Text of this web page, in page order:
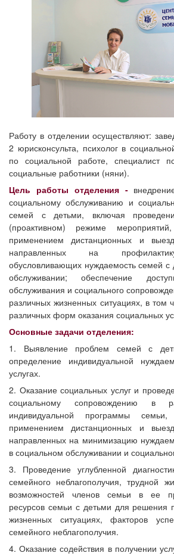
Работу в отделении осуществляют:
2 юрисконсульта, психолог в
по социальной работе, специалист
социальные работники (няни).
Цель работы отделения -
социальному обслуживанию и
семей с детьми, включая
(проактивном) режиме
применением дистанционных и
направленных на
обусловливающих нуждаемость семей с
обслуживании; обеспечение
обслуживания и социального
различных жизненных ситуациях, в том
различных форм оказания социальных
Основные задачи отделения:
1. Выявление проблем семей с
определение индивидуальной
услугах.
2. Оказание социальных услуг и
социальному сопровождению
индивидуальной программы
применением дистанционных и
направленных на минимизацию
в социальном обслуживании и
3. Проведение углубленной
семейного неблагополучия, трудной
возможностей членов семьи в ее
ресурсов семьи с детьми для решения
жизненных ситуациях, факторов
семейного неблагополучия.
4. Оказание содействия в получении